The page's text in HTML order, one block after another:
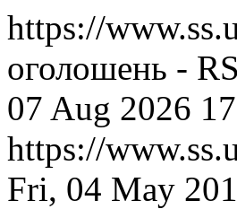
https://
оголошень -
07 Aug 2026
https://
Fri, 04 May